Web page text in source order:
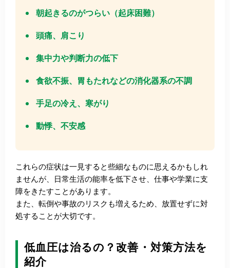
朝起きるのがつらい（起床困難）
頭痛、肩こり
集中力や判断力の低下
食欲不振、胃もたれなどの消化器系の不調
手足の冷え、寒がり
動悸、不安感
これらの症状は一見すると些細なものに思えるかもしれ
ませんが、日常生活の能率を低下させ、仕事や学業に支
障をきたすことがあります。
また、転倒や事故のリスクも増えるため、放置せずに対
処することが大切です。
低血圧は治るの？改善・対策方法を
紹介